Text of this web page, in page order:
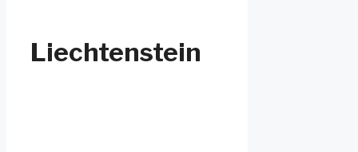
Liechtenstein